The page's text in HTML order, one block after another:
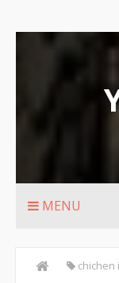
Rutas
MENU
chichen